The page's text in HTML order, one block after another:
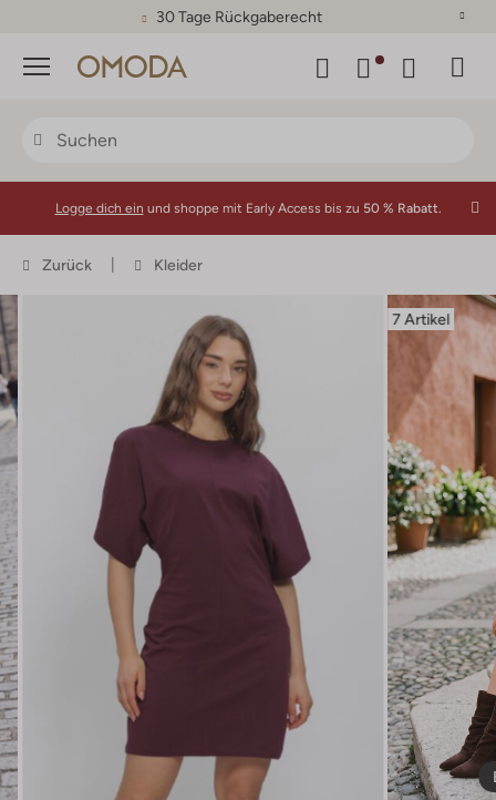
30 Tage Rückgaberecht
Menü
Logge dich ein und shoppe mit Early Access bis zu 50 % Rabatt.
Zurück Kleider
7 Artikel